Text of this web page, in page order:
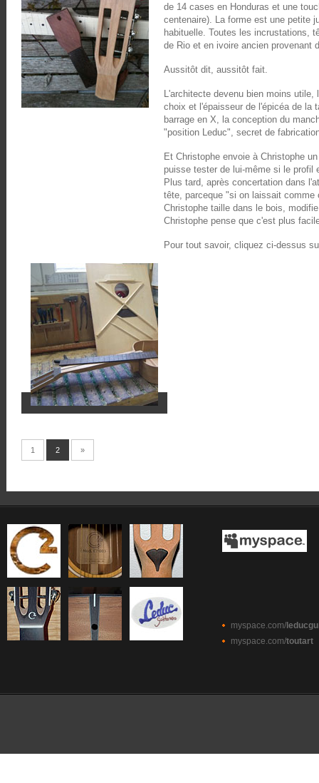
de 14 cases en Honduras et une
centenaire). La forme est une petite
habituelle. Toutes les incrustations,
de Rio et en ivoire ancien provenant
Aussitôt dit, aussitôt fait.
L'architecte devenu bien moins
choix et l'épaisseur de l'épicéa de la
barrage en X, la conception du
"position Leduc", secret de
Et Christophe envoie à Christophe
puisse tester de lui-même si le
Plus tard, après concertation dans
tête, parceque "si on laissait
Christophe taille dans le bois,
Christophe pense que c'est plus
Pour tout savoir, cliquez ci-dessus
1 2 »
myspace.com/
myspace.com/toutart